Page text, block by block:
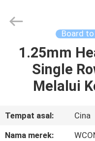
RUMAH
PRODUK
TENTANG
KAMI
Reserved.
Board
1.25mm
Single
Melalui
Tempat asal:
Cina
Nama merek: